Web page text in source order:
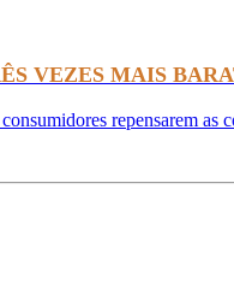
VEZES MAIS
repensarem as